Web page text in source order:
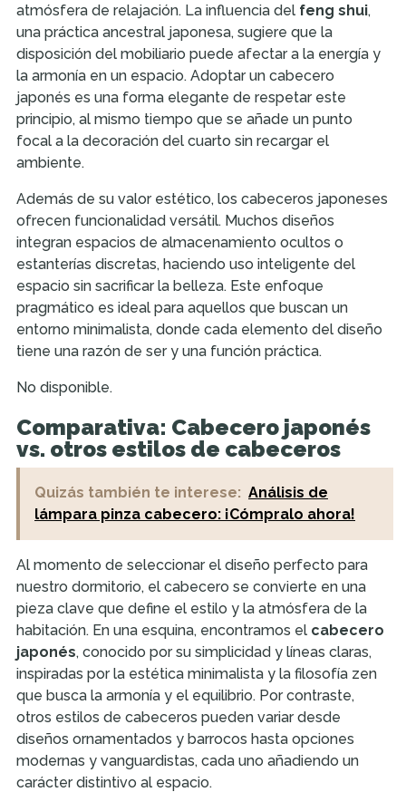
atmósfera de relajación. La influencia del feng shui,
una práctica ancestral japonesa, sugiere que la
disposición del mobiliario puede afectar a la energía y
la armonía en un espacio. Adoptar un cabecero
japonés es una forma elegante de respetar este
principio, al mismo tiempo que se añade un punto
focal a la decoración del cuarto sin recargar el
ambiente.
Además de su valor estético, los cabeceros japoneses
ofrecen funcionalidad versátil. Muchos diseños
integran espacios de almacenamiento ocultos o
estanterías discretas, haciendo uso inteligente del
espacio sin sacrificar la belleza. Este enfoque
pragmático es ideal para aquellos que buscan un
entorno minimalista, donde cada elemento del diseño
tiene una razón de ser y una función práctica.
No disponible.
Comparativa: Cabecero japonés
vs. otros estilos de cabeceros
Quizás también te interese: Análisis de
lámpara pinza cabecero: ¡Cómpralo ahora!
Al momento de seleccionar el diseño perfecto para
nuestro dormitorio, el cabecero se convierte en una
pieza clave que define el estilo y la atmósfera de la
habitación. En una esquina, encontramos el cabecero
japonés, conocido por su simplicidad y líneas claras,
inspiradas por la estética minimalista y la filosofía zen
que busca la armonía y el equilibrio. Por contraste,
otros estilos de cabeceros pueden variar desde
diseños ornamentados y barrocos hasta opciones
modernas y vanguardistas, cada uno añadiendo un
carácter distintivo al espacio.